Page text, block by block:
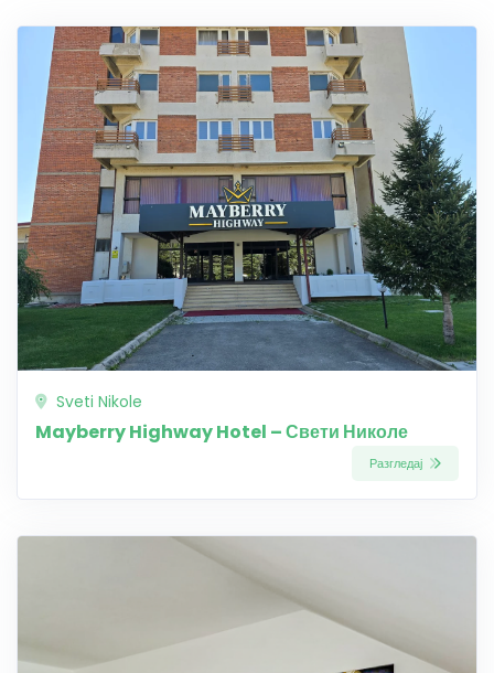
Sveti Nikole
Mayberry Highway Hotel – Свети Николе
Разгледај